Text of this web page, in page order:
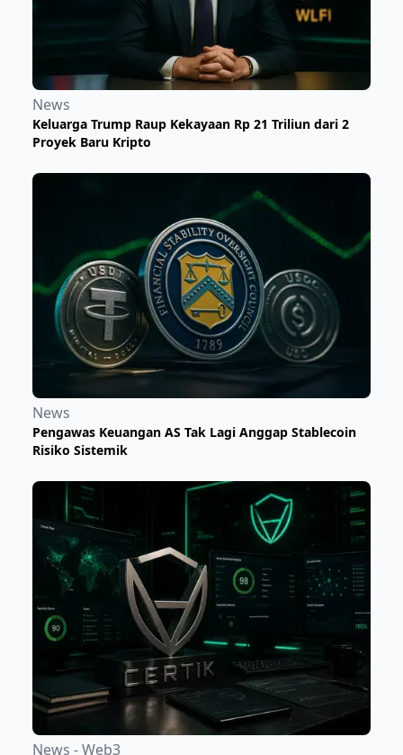
News
Keluarga Trump Raup Kekayaan Rp 21 Triliun dari 2
Proyek Baru Kripto
News
Pengawas Keuangan AS Tak Lagi Anggap Stablecoin
Risiko Sistemik
News - Web3